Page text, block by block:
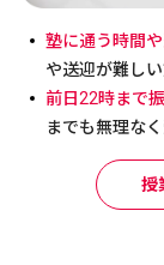
塾に通う時間
や送迎が難し
前日22時まで
までも無理な
授